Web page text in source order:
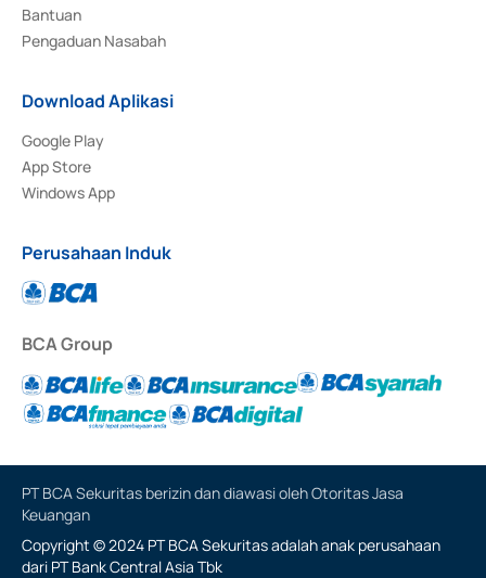
Bantuan
Pengaduan Nasabah
Download Aplikasi
Google Play
App Store
Windows App
Perusahaan Induk
BCA Group
PT BCA Sekuritas berizin dan diawasi oleh Otoritas Jasa
Keuangan
Copyright © 2024 PT BCA Sekuritas adalah anak perusahaan
dari PT Bank Central Asia Tbk